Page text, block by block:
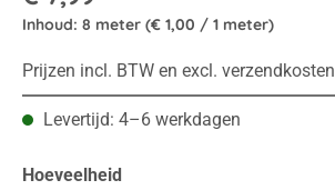
Inhoud: 8 meter (€ 1,00 / 1 meter)
Prijzen incl. BTW en excl. verzendkosten
Levertijd: 4–6 werkdagen
Hoeveelheid